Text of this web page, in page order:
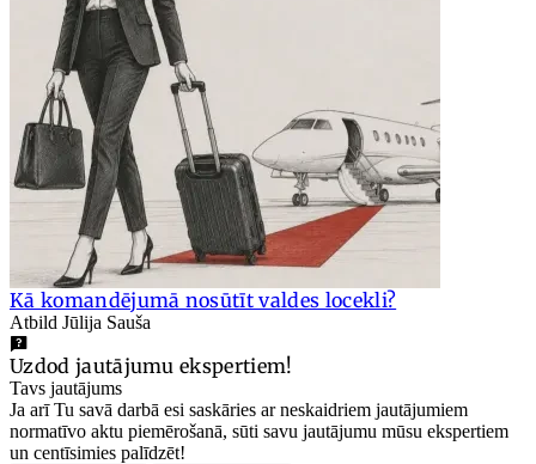
Kā komandējumā nosūtīt valdes locekli?
Atbild Jūlija Sauša
Uzdod jautājumu ekspertiem!
Tavs jautājums
Ja arī Tu savā darbā esi saskāries ar neskaidriem jautājumiem
normatīvo aktu piemērošanā, sūti savu jautājumu mūsu ekspertiem
un centīsimies palīdzēt!